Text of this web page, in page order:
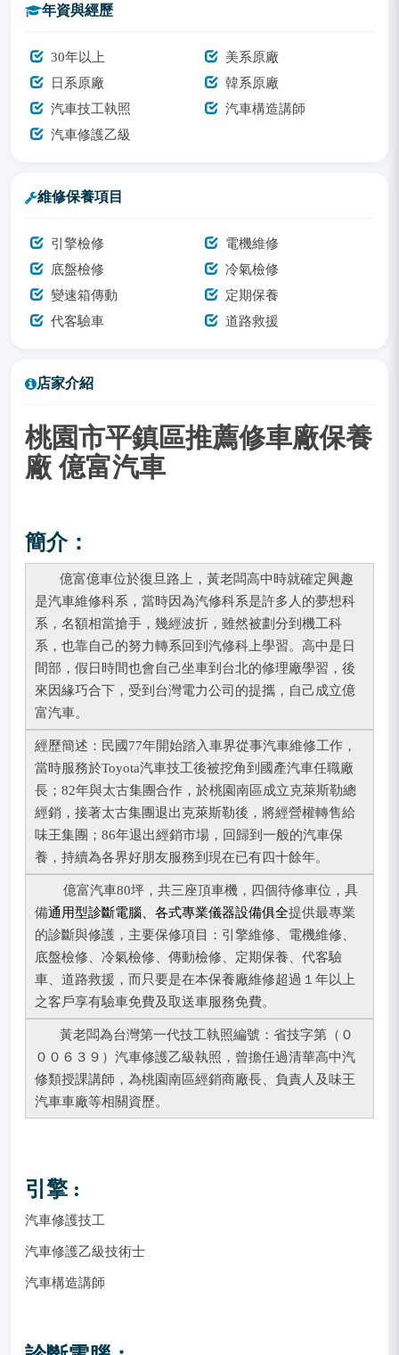
年資與經歷
30年以上
美系原廠
日系原廠
韓系原廠
汽車技工執照
汽車構造講師
汽車修護乙級
維修保養項目
引擎檢修
電機維修
底盤檢修
冷氣檢修
變速箱傳動
定期保養
代客驗車
道路救援
店家介紹
桃園市平鎮區推薦修車廠保養
廠 億富汽車
簡介：
億富億車位於復旦路上，黃老闆高中時就確定興趣
是汽車維修科系，當時因為汽修科系是許多人的夢想科
系，名額相當搶手，幾經波折，雖然被劃分到機工科
系，也靠自己的努力轉系回到汽修科上學習。高中是日
間部，假日時間也會自己坐車到台北的修理廠學習，後
來因緣巧合下，受到台灣電力公司的提攜，自己成立億
富汽車。
經歷簡述：民國77年開始踏入車界從事汽車維修工作，
當時服務於Toyota汽車技工後被挖角到國產汽車任職廠
長；82年與太古集團合作，於桃園南區成立克萊斯勒總
經銷，接著太古集團退出克萊斯勒後，將經營權轉售給
味王集團；86年退出經銷市場，回歸到一般的汽車保
養，持續為各界好朋友服務到現在已有四十餘年。
億富汽車80坪，共三座頂車機，四個待修車位，具
備通用型診斷電腦、各式專業儀器設備俱全提供最專業
的診斷與修護，主要保修項目：引擎維修、電機維修、
底盤檢修、冷氣檢修、傳動檢修、定期保養、代客驗
車、道路救援，而只要是在本保養廠維修超過１年以上
之客戶享有驗車免費及取送車服務免費。
黃老闆為台灣第一代技工執照編號：省技字第（０
００６３９）汽車修護乙級執照，曾擔任過清華高中汽
修類授課講師，為桃園南區經銷商廠長、負責人及味王
汽車車廠等相關資歷。
引擎 :
汽車修護技工
汽車修護乙級技術士
汽車構造講師